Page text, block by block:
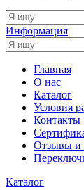
Информация
Главная
О нас
Каталог
Условия
Контакты
Отзывы и
Каталог